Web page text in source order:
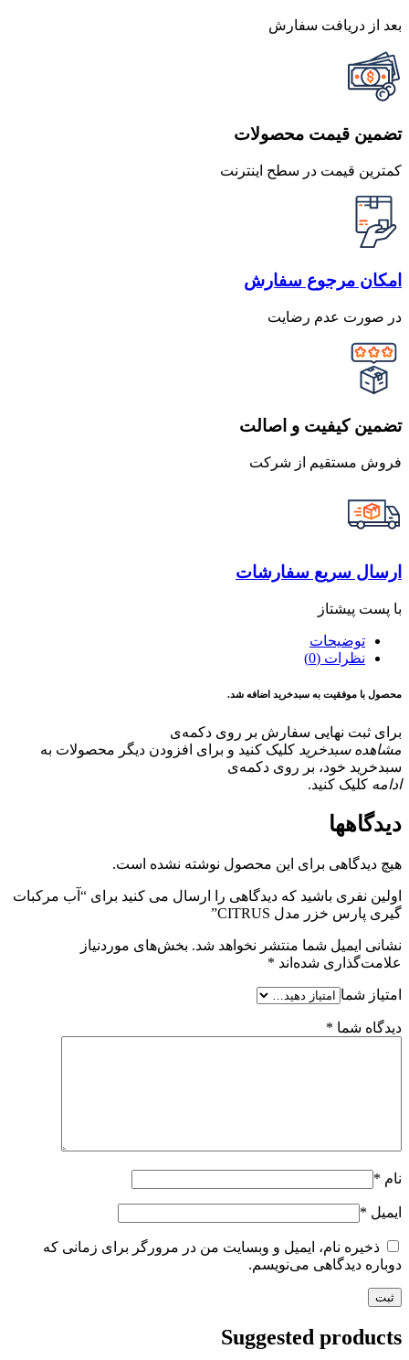
بعد از دریافت سفارش
تضمین قیمت محصولات
کمترین قیمت در سطح اینترنت
امکان مرجوع سفارش
در صورت عدم رضایت
تضمین کیفیت و اصالت
فروش مستقیم از شرکت
ارسال سریع سفارشات
با پست پیشتاز
توضیحات
نظرات (0)
محصول با موفقیت به سبدخرید اضافه شد.
برای ثبت نهایی سفارش بر روی دکمه‌ی
مشاهده سبدخرید کلیک کنید و برای افزودن دیگر محصولات به
سبدخرید خود، بر روی دکمه‌ی
ادامه کلیک کنید.
دیدگاهها
هیچ دیدگاهی برای این محصول نوشته نشده است.
اولین نفری باشید که دیدگاهی را ارسال می کنید برای “آب مرکبات
گیری پارس خزر مدل CITRUS”
نشانی ایمیل شما منتشر نخواهد شد. بخش‌های موردنیاز
علامت‌گذاری شده‌اند *
امتیاز شما
دیدگاه شما *
نام *
ایمیل *
ذخیره نام، ایمیل و وبسایت من در مرورگر برای زمانی که
دوباره دیدگاهی می‌نویسم.
Suggested products